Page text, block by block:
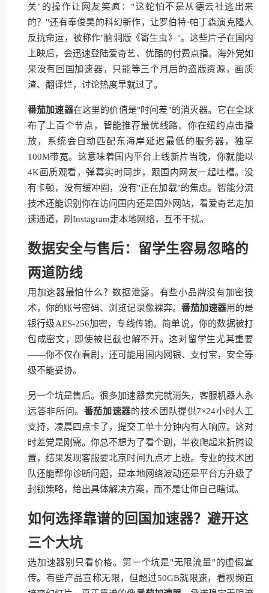
关"的操作让网友笑疯："这蛇怕不是从德云社逃出来
的？"还有奉俊昊的科幻新作，让罗伯特·帕丁森演克隆人
反抗命运，被称作"脑洞版《寄生虫》"。这些片子在国内
上映后，会迅速登陆爱奇艺、优酷的付费点播。海外党如
果没有回国加速器，只能等三个月后的盗版资源，画质
渣、翻译烂，讨论热度早就过了。
番茄加速器在这里的价值是"时间差"的消灭器。它在全球
布了上百个节点，智能推荐最优线路。你在纽约点击播
放，系统会自动匹配东海岸延迟最低的服务器，独享
100M带宽。这意味着国内平台上线新片当晚，你就能以
4K画质观看，弹幕实时同步，跟国内网友一起吐槽。没
有卡顿，没有缓冲圈，没有"正在加载"的焦虑。智能分流
技术还能识别你在访问国内还是国外网站，看爱奇艺走加
速通道，刷Instagram走本地网络，互不干扰。
数据安全与售后：留学生容易忽略的
两道防线
用加速器最怕什么？数据泄露。有些小品牌没有加密技
术，你的账号密码、浏览记录像裸奔。 番茄加速器用的是
银行级AES-256加密，专线传输。简单说，你的数据被打
包成密文，即使被拦截也解不开。这对留学生尤其重要
——你不仅在看剧，还可能用国内网银、支付宝，安全等
级不能妥协。
另一个坑是售后。很多加速器卖完就消失，客服机器人永
远答非所问。 番茄加速器的技术团队提供7×24小时人工
支持，凌晨四点卡了，提交工单十分钟内有人响应。这对
时差党是刚需。你总不想为了看个剧，半夜爬起来折腾设
置，结果发现客服要北京时间九点才上班。专业的技术团
队还能帮你诊断问题，是本地网络波动还是平台方升级了
封锁策略，给出具体解决方案，而不是让你自己瞎试。
如何选择靠谱的回国加速器？避开这
三个大坑
选加速器别只看价格。第一个坑是"无限流量"的虚假宣
传。有些产品宣称无限，但超过50GB就限速，看视频直